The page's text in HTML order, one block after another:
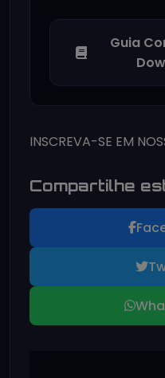
Guia
INSCREVA-SE EM
Compartilhe